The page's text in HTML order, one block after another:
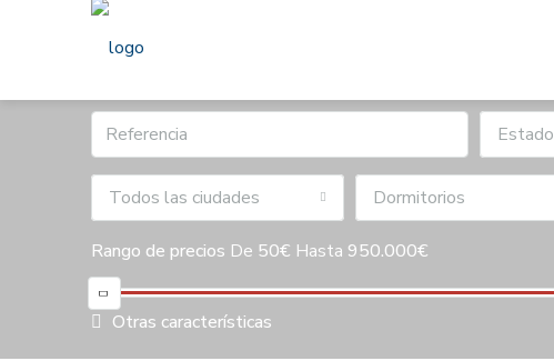
Estado
Todos las ciudades Dormitorios
Rango de precios De 50€ Hasta 950.000€
Otras características